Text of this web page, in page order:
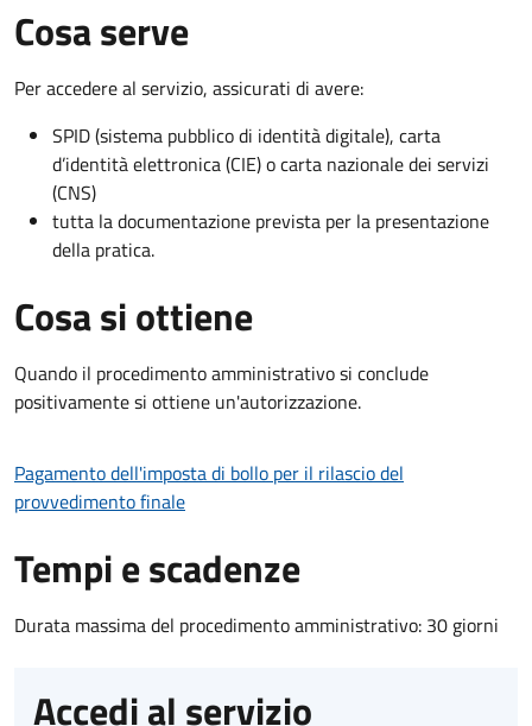
Cosa serve
Per accedere al servizio, assicurati di avere:
SPID (sistema pubblico di identità digitale), carta
d’identità elettronica (CIE) o carta nazionale dei servizi
(CNS)
tutta la documentazione prevista per la presentazione
della pratica.
Cosa si ottiene
Quando il procedimento amministrativo si conclude
positivamente si ottiene un'autorizzazione.
Pagamento dell'imposta di bollo per il rilascio del
provvedimento finale
Tempi e scadenze
Durata massima del procedimento amministrativo: 30 giorni
Accedi al servizio